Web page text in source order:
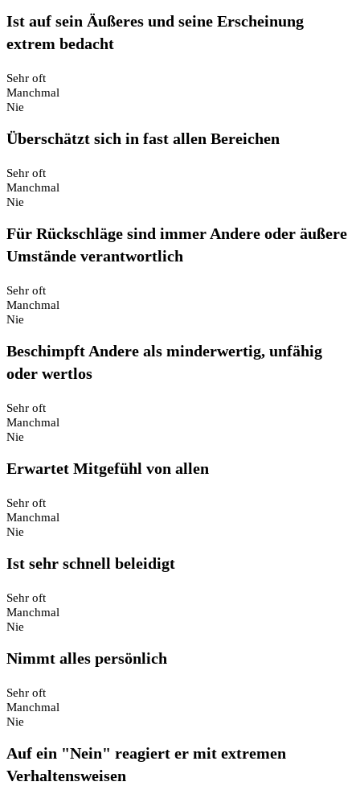
Ist auf sein Äußeres und seine Erscheinung
extrem bedacht
Sehr oft
Manchmal
Nie
Überschätzt sich in fast allen Bereichen
Sehr oft
Manchmal
Nie
Für Rückschläge sind immer Andere oder äußere
Umstände verantwortlich
Sehr oft
Manchmal
Nie
Beschimpft Andere als minderwertig, unfähig
oder wertlos
Sehr oft
Manchmal
Nie
Erwartet Mitgefühl von allen
Sehr oft
Manchmal
Nie
Ist sehr schnell beleidigt
Sehr oft
Manchmal
Nie
Nimmt alles persönlich
Sehr oft
Manchmal
Nie
Auf ein "Nein" reagiert er mit extremen
Verhaltensweisen